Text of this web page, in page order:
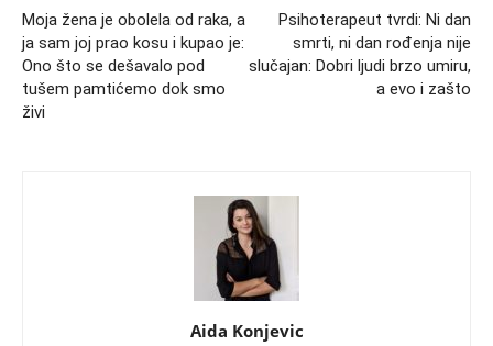
Moja žena je obolela od raka, a
ja sam joj prao kosu i kupao je:
Ono što se dešavalo pod
tušem pamtićemo dok smo
živi
Psihoterapeut tvrdi: Ni dan
smrti, ni dan rođenja nije
slučajan: Dobri ljudi brzo umiru,
a evo i zašto
Aida Konjevic